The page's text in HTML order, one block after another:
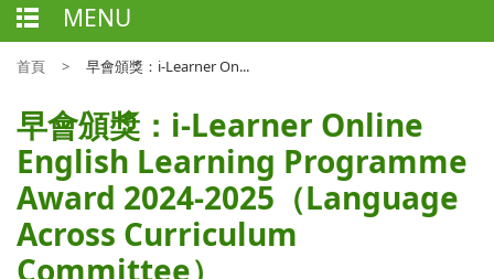
MENU
首頁 > 早會頒獎：i-Learner On...
早會頒獎：i-Learner Online
English Learning Programme
Award 2024-2025（Language
Across Curriculum
Committee）